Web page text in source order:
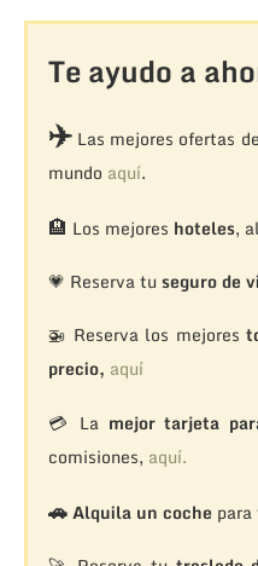
Te ayudo a
✈️Las mejores ofertas de
mundo aquí.
🏨 Los mejores hoteles,
💗 Reserva tu seguro de
🚁 Reserva los mejores
precio, aquí
💳 La mejor tarjeta
comisiones, aquí.
🚗Alquila un coche